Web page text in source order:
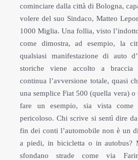
cominciare dalla città di Bologna,
volere del suo Sindaco, Matteo
1000 Miglia. Una follia, visto
come dimostra, ad esempio, la
qualsiasi manifestazione di auto
storiche viene accolto a braccia
continua l’avversione totale, quasi
una semplice Fiat 500 (quella vera) o
fare un esempio, sia vista come
pericoloso. Chi scrive si sentì dire
fin dei conti l’automobile non è un
a piedi, in bicicletta o in autobus?
sfondano strade come via